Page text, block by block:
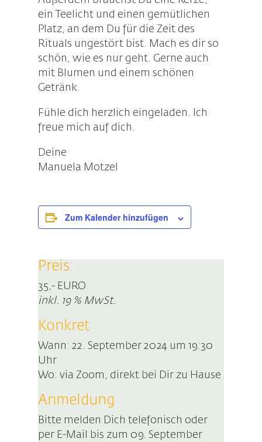
ein Teelicht und einen gemütlichen
Platz, an dem Du für die Zeit des
Rituals ungestört bist. Mach es dir so
schön, wie es nur geht. Gerne auch
mit Blumen und einem schönen
Getränk.
Fühle dich herzlich eingeladen. Ich
freue mich auf dich.
Deine
Manuela Motzel
Zum Kalender hinzufügen
Preis:
35,- EURO
inkl. 19 % MwSt.
Konkret
Wann: 22. September 2024 um 19:30
Uhr
Wo: via Zoom, direkt bei Dir zu Hause
Anmeldung
Bitte melden Dich telefonisch oder
per E-Mail bis zum 09. September